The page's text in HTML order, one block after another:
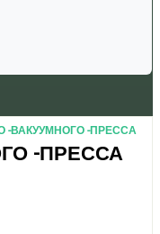
-ВАКУУМНОГО -ПРЕССА
-ПРЕССА